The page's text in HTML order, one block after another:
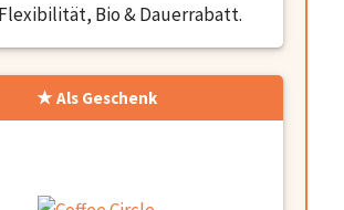
Bio & Dauerrabatt.
Als Geschenk